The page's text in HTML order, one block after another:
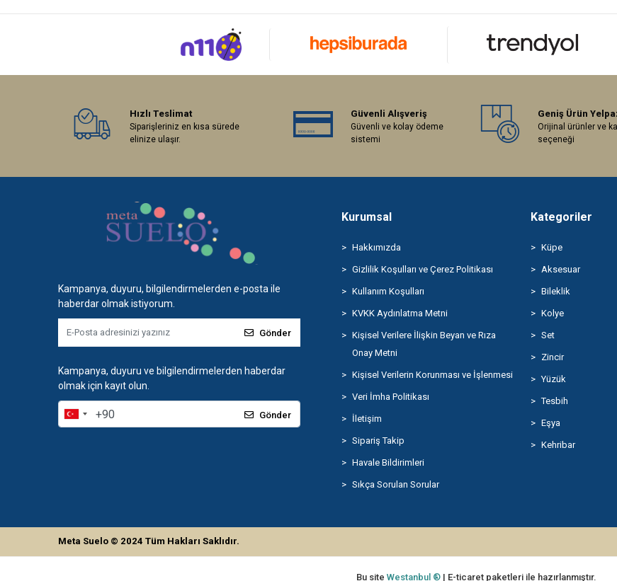
Hızlı Teslimat
Siparişleriniz en kısa sürede
elinize ulaşır.
Güvenli Alışveriş
Güvenli ve kolay ödeme
sistemi
Geniş Ürün
Orijinal ürünler ve
seçeneği
Kampanya, duyuru, bilgilendirmelerden e-posta ile
haberdar olmak istiyorum.
Gönder
Kampanya, duyuru ve bilgilendirmelerden haberdar
olmak için kayıt olun.
Gönder
Kurumsal
Hakkımızda
Gizlilik Koşulları ve Çerez Politikası
Kullanım Koşulları
KVKK Aydınlatma Metni
Kişisel Verilere İlişkin Beyan ve Rıza
Onay Metni
Kişisel Verilerin Korunması ve İşlenmesi
Veri İmha Politikası
İletişim
Sipariş Takip
Havale Bildirimleri
Sıkça Sorulan Sorular
Kategoriler
Küpe
Aksesuar
Bileklik
Kolye
Set
Zincir
Yüzük
Tesbih
Eşya
Kehribar
Meta Suelo © 2024 Tüm Hakları Saklıdır.
Bu site Westanbul ® | E-ticaret paketleri ile hazırlanmıştır.